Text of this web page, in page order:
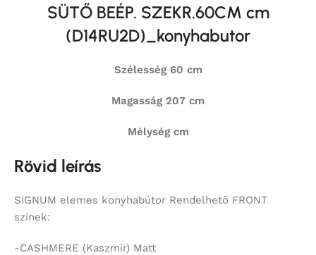
SÜTŐ BEÉP. SZEKR.60CM cm
(D14RU2D)_konyhabutor
Szélesség 60 cm
Magasság 207 cm
Mélység cm
Rövid leírás
SIGNUM elemes konyhabútor Rendelhető FRONT
színek:
-CASHMERE (Kaszmir) Matt